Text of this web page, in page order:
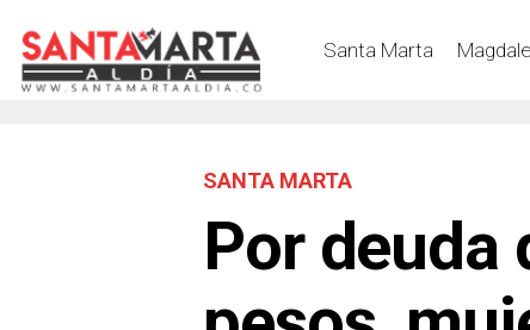
Santa Marta
SANTA MARTA
Por deuda